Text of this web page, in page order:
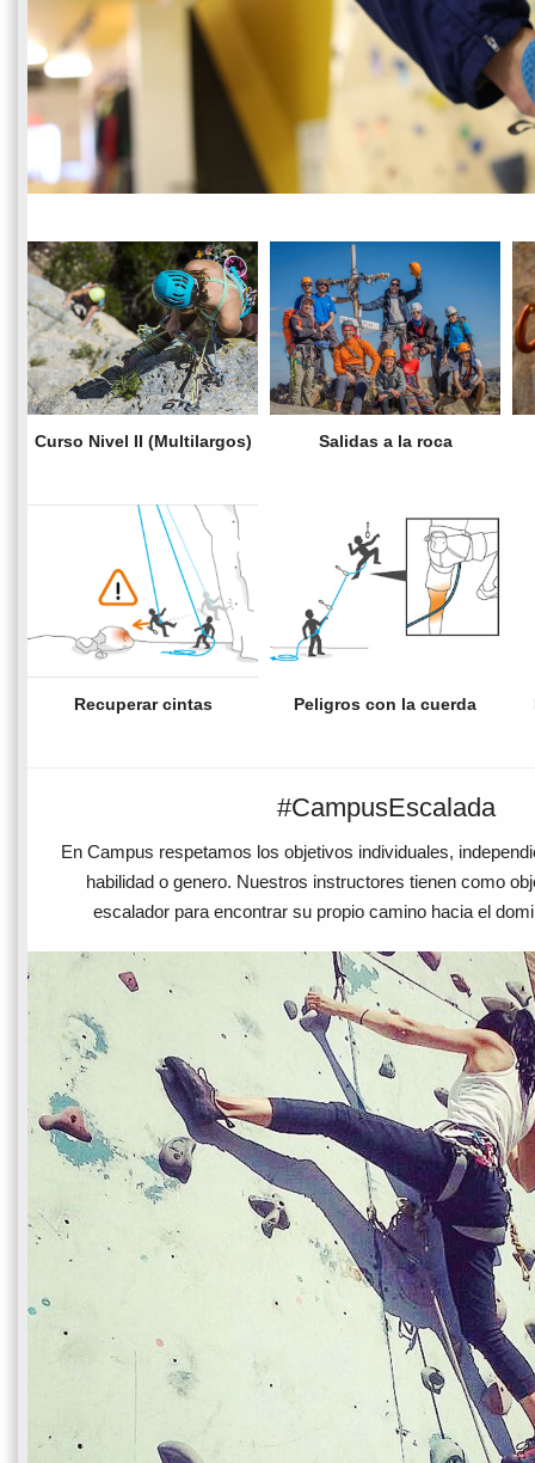
Curso Nivel II (Multilargos) Salidas a la roca
Recuperar cintas Peligros con la cuerda
#CampusEscalada
En Campus respetamos los objetivos individuales,
habilidad o genero. Nuestros instructores tienen como
escalador para encontrar su propio camino hacia el